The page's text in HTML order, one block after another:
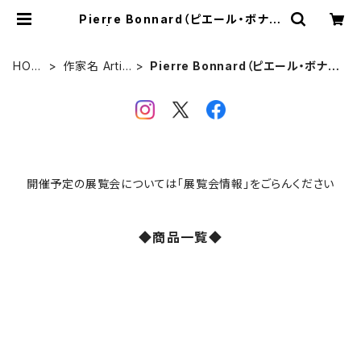
Pierre Bonnard（ピエール・ボナー
HOM
作家名 Artis
Pierre Bonnard（ピエール・ボナー
開催予定の展覧会については「展覧会情報」をごらんください
◆商品一覧◆